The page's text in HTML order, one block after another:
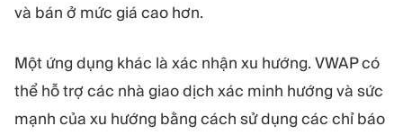
và bán ở mức giá cao hơn.
Một ứng dụng khác là xác nhận xu hướng. VWAP có
thể hỗ trợ các nhà giao dịch xác minh hướng và sức
mạnh của xu hướng bằng cách sử dụng các chỉ báo